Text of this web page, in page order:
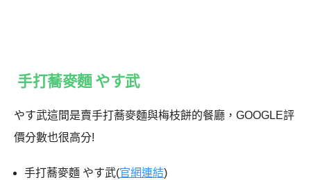
手打蕎麥麵 やす武
やす武這間是賣手打蕎麥麵與梅枝餅的餐廳，GOOGLE評
價分數也很高分!
手打蕎麥麵 やす武(官網連結)